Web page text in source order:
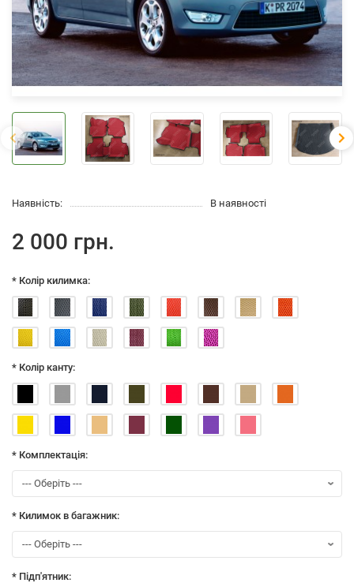
Наявність: В наявності
2 000 грн.
* Колір килимка:
* Колір канту:
* Комплектація:
* Килимок в багажник:
* Підп'ятник: